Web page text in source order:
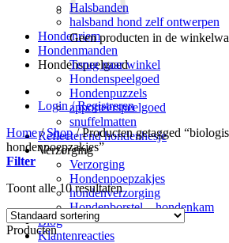
Halsbanden
halsband hond zelf ontwerpen
Hondenriem
Hondenmanden
Hondenspeelgoed
Hondenspeelgoed
Hondenpuzzels
apporteerspeelgoed
snuffelmatten
Reflecterend hondenhesje
Verzorging
Verzorging
Hondenpoepzakjes
hondenverzorging
Hondenborstel – hondenkam
Blog
Klantenreacties
Geen producten in de
Terug naar winkel
Login / Registreren
Home / Shop /Producten getagged
hondenpoepzakjes”
Filter
Toont alle 10 resultaten
Producten